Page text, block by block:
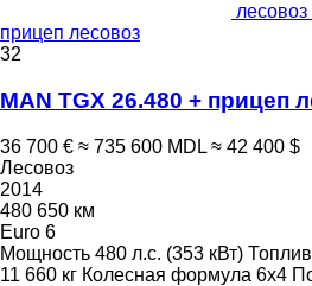
прицеп лесовоз
32
MAN TGX 26.480 + прицеп
36 700 € ≈ 735 600 MDL ≈ 42 400 $
Лесовоз
2014
480 650 км
Euro 6
Мощность 480 л.с. (353 кВт)
11 660 кг Колесная формула 6x4